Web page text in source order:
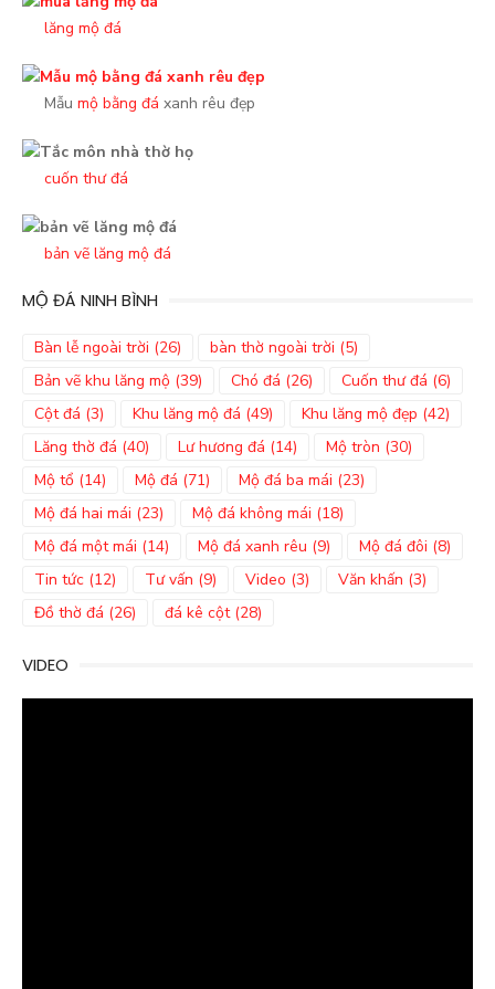
lăng mộ đá
Mẫu mộ bằng đá xanh rêu đẹp
cuốn thư đá
bản vẽ lăng mộ đá
MỘ ĐÁ NINH BÌNH
Bàn lễ ngoài trời (26) bàn thờ ngoài trời (5)
Bản vẽ khu lăng mộ (39) Chó đá (26) Cuốn thư đá (6)
Cột đá (3) Khu lăng mộ đá (49) Khu lăng mộ đẹp (42)
Lăng thờ đá (40) Lư hương đá (14) Mộ tròn (30)
Mộ tổ (14) Mộ đá (71) Mộ đá ba mái (23)
Mộ đá hai mái (23) Mộ đá không mái (18)
Mộ đá một mái (14) Mộ đá xanh rêu (9) Mộ đá đôi (8)
Tin tức (12) Tư vấn (9) Video (3) Văn khấn (3)
Đồ thờ đá (26) đá kê cột(28)
VIDEO